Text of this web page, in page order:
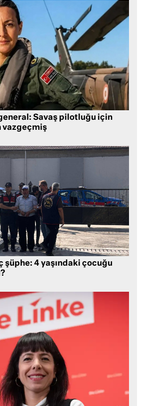
general: Savaş pilotluğu için
vazgeçmiş
şüphe: 4 yaşındaki çocuğu